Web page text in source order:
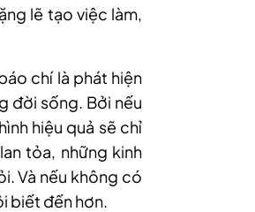
lẽ tạo việc làm,
chí là phát hiện
đời sống. Bởi nếu
hiệu quả sẽ chỉ
tỏa, những kinh
Và nếu không có
biết đến hơn.